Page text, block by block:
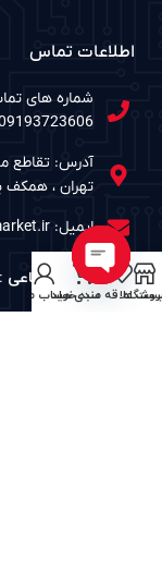
اطلاعات تماس
| 09383579348
آدرس: تقاطع
تهران ، همکف یک
ایمیل: info@stokemarket.ir
شبکه های اجتماعی :
علاقه مندی ها
سبد خریدحساب منOpen